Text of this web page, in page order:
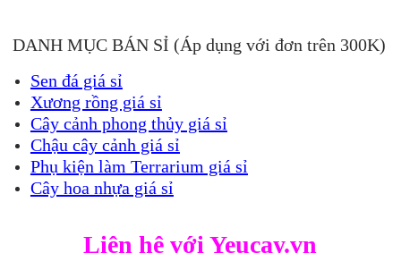
DANH MỤC BÁN SỈ (Áp dụng với đơn trên 300K)
Sen đá giá sỉ
Xương rồng giá sỉ
Cây cảnh phong thủy giá sỉ
Chậu cây cảnh giá sỉ
Phụ kiện làm Terrarium giá sỉ
Cây hoa nhựa giá sỉ
Liên hệ với Yeucay.vn